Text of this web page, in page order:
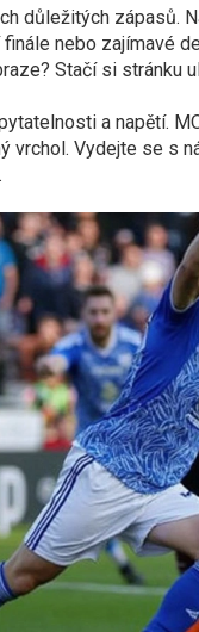
důležitých zápasů.
nebo zajímavé
Stačí si stránku
a napětí.
vrchol. Vydejte se s